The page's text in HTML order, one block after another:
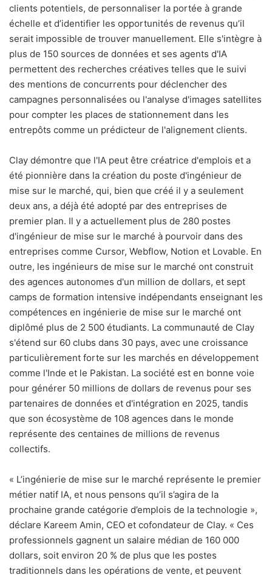
clients potentiels, de personnaliser la portée à grande
échelle et d’identifier les opportunités de revenus qu’il
serait impossible de trouver manuellement. Elle s'intègre à
plus de 150 sources de données et ses agents d'IA
permettent des recherches créatives telles que le suivi
des mentions de concurrents pour déclencher des
campagnes personnalisées ou l'analyse d'images satellites
pour compter les places de stationnement dans les
entrepôts comme un prédicteur de l'alignement clients.
Clay démontre que l'IA peut être créatrice d'emplois et a
été pionnière dans la création du poste d'ingénieur de
mise sur le marché, qui, bien que créé il y a seulement
deux ans, a déjà été adopté par des entreprises de
premier plan. Il y a actuellement plus de 280 postes
d'ingénieur de mise sur le marché à pourvoir dans des
entreprises comme Cursor, Webflow, Notion et Lovable. En
outre, les ingénieurs de mise sur le marché ont construit
des agences autonomes d'un million de dollars, et sept
camps de formation intensive indépendants enseignant les
compétences en ingénierie de mise sur le marché ont
diplômé plus de 2 500 étudiants. La communauté de Clay
s'étend sur 60 clubs dans 30 pays, avec une croissance
particulièrement forte sur les marchés en développement
comme l'Inde et le Pakistan. La société est en bonne voie
pour générer 50 millions de dollars de revenus pour ses
partenaires de données et d'intégration en 2025, tandis
que son écosystème de 108 agences dans le monde
représente des centaines de millions de revenus
collectifs.
« L’ingénierie de mise sur le marché représente le premier
métier natif IA, et nous pensons qu’il s’agira de la
prochaine grande catégorie d’emplois de la technologie »,
déclare Kareem Amin, CEO et cofondateur de Clay. « Ces
professionnels gagnent un salaire médian de 160 000
dollars, soit environ 20 % de plus que les postes
traditionnels dans les opérations de vente, et peuvent